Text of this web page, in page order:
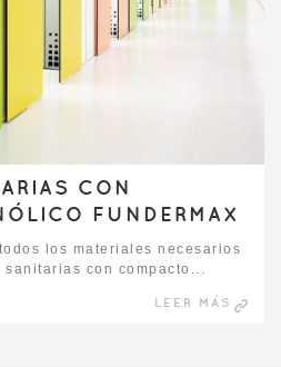
CON
FUNDERMAX
los materiales necesarios
con compacto...
LEER MÁS